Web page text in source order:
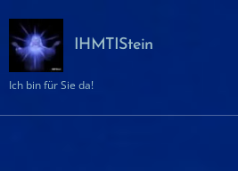
IHMTIStein
Ich bin für Sie da!